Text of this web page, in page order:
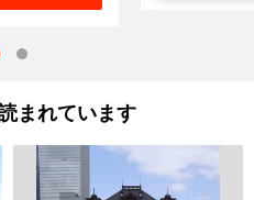
まれています